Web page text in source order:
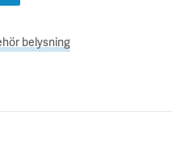
belysning